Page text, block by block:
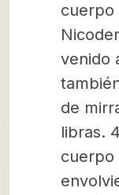
cuerpo
venido
de
libras.
cuerpo